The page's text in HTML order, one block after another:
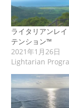
ライタリアンレ
テンション™
2021年1月26日
Lightarian